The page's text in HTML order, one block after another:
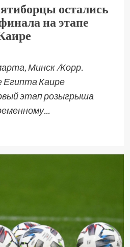
остались
на этапе
Минск /Корр.
Египта Каире
этап розыгрыша